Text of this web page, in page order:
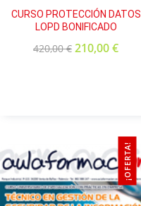
CURSO PROTECCIÓN DATOS
LOPD BONIFICADO
420,00€ 210,00€
¡OFERTA!